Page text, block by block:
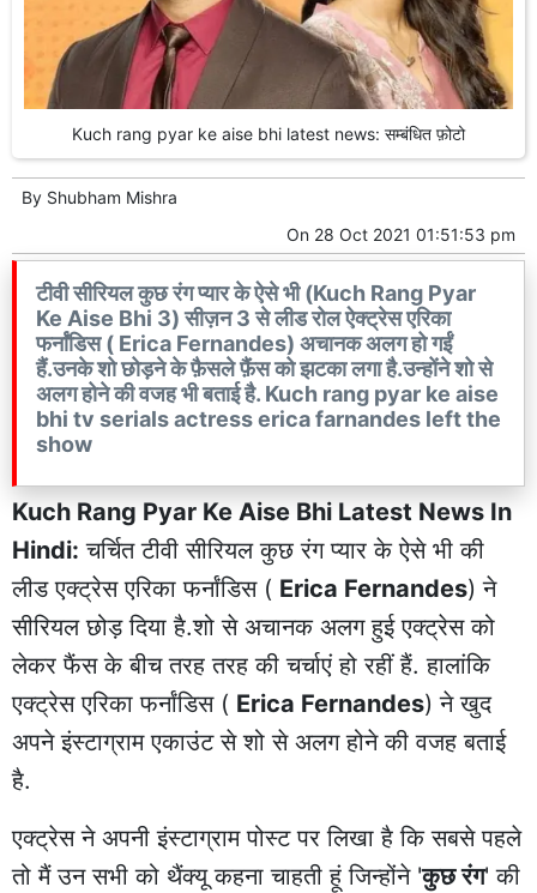
Kuch rang pyar ke aise bhi latest news: सम्बंधित फ़ोटो
By Shubham Mishra
On 28 Oct 2021 01:51:53 pm
टीवी सीरियल कुछ रंग प्यार के ऐसे भी (Kuch Rang Pyar
Ke Aise Bhi 3) सीज़न 3 से लीड रोल ऐक्ट्रेस एरिका
फर्नांडिस ( Erica Fernandes) अचानक अलग हो गईं
हैं.उनके शो छोड़ने के फ़ैसले फ़ैंस को झटका लगा है.उन्होंने शो से
अलग होने की वजह भी बताई है. Kuch rang pyar ke aise
bhi tv serials actress erica farnandes left the
show
Kuch Rang Pyar Ke Aise Bhi Latest News In
Hindi: चर्चित टीवी सीरियल कुछ रंग प्यार के ऐसे भी की
लीड एक्ट्रेस एरिका फर्नांडिस ( Erica Fernandes) ने
सीरियल छोड़ दिया है.शो से अचानक अलग हुई एक्ट्रेस को
लेकर फैंस के बीच तरह तरह की चर्चाएं हो रहीं हैं. हालांकि
एक्ट्रेस एरिका फर्नांडिस ( Erica Fernandes) ने खुद
अपने इंस्टाग्राम एकाउंट से शो से अलग होने की वजह बताई
है.
एक्ट्रेस ने अपनी इंस्टाग्राम पोस्ट पर लिखा है कि सबसे पहले
तो मैं उन सभी को थैंक्यू कहना चाहती हूं जिन्होंने 'कुछ रंग' की